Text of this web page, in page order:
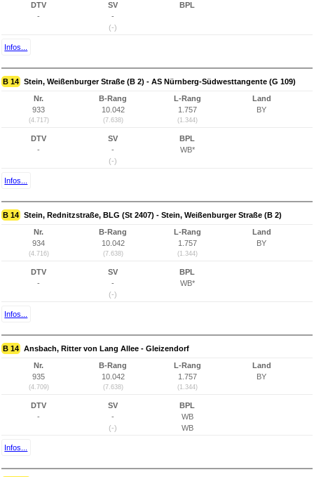
DTV
-
SV
-
(-)
BPL
Infos...
B 14 Stein, Weißenburger Straße (B 2) - AS Nürnberg-Südwesttangente (G 109)
Nr.
933
(4.717)
B-Rang
10.042
(7.638)
L-Rang
1.757
(1.344)
Land
BY
DTV
-
SV
-
(-)
BPL
WB*
Infos...
B 14 Stein, Rednitzstraße, BLG (St 2407) - Stein, Weißenburger Straße (B 2)
Nr.
934
(4.716)
B-Rang
10.042
(7.638)
L-Rang
1.757
(1.344)
Land
BY
DTV
-
SV
-
(-)
BPL
WB*
Infos...
B 14 Ansbach, Ritter von Lang Allee - Gleizendorf
Nr.
935
(4.709)
B-Rang
10.042
(7.638)
L-Rang
1.757
(1.344)
Land
BY
DTV
-
SV
-
(-)
BPL
WB
WB
Infos...